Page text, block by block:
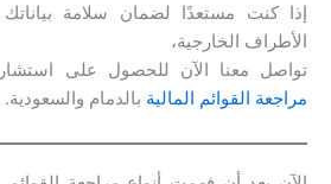
إذا كنت مستعدًا لضمان سلامة بياناتك
الأطراف الخارجية،
تواصل معنا الآن للحصول على
مراجعة القوائم المالية بالدمام والسعودية.